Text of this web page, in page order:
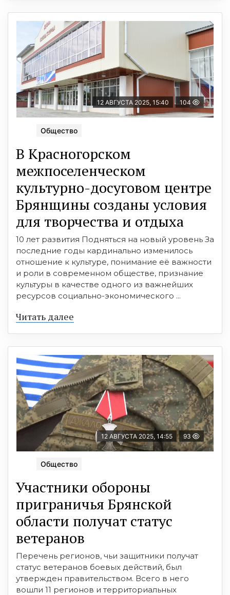
12 АВГУСТА 2025, 15:40 104
Общество
В Красногорском
межпоселенческом
культурно-досуговом центре
Брянщины созданы условия
для творчества и отдыха
10 лет развития Подняться на новый уровень За
последние годы кардинально изменилось
отношение к культуре, понимание её важности
и роли в современном обществе, признание
культуры в качестве одного из важнейших
ресурсов социально-экономического ...
Читать далее
12 АВГУСТА 2025, 14:55 93
Общество
Участники обороны
приграничья Брянской
области получат статус
ветеранов
Перечень регионов, чьи защитники получат
статус ветеранов боевых действий, был
утвержден правительством. Всего в него
вошли 11 регионов и территориальных